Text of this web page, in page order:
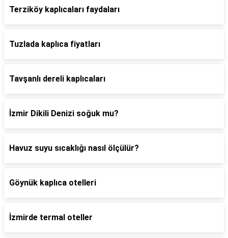
Terziköy kaplıcaları faydaları
Tuzlada kaplıca fiyatları
Tavşanlı dereli kaplıcaları
İzmir Dikili Denizi soğuk mu?
Havuz suyu sıcaklığı nasıl ölçülür?
Göynük kaplıca otelleri
İzmirde termal oteller